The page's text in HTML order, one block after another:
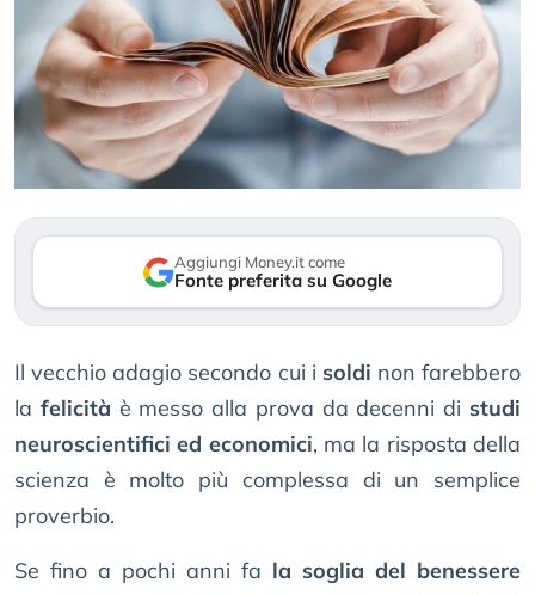
Aggiungi Money.it come
Fonte preferita su Google
Il vecchio adagio secondo cui i soldi non farebbero
la felicità è messo alla prova da decenni di studi
neuroscientifici ed economici, ma la risposta della
scienza è molto più complessa di un semplice
proverbio.
Se fino a pochi anni fa la soglia del benessere